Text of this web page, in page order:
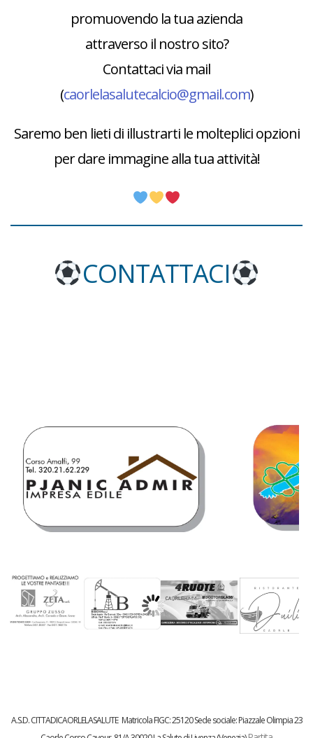
promuovendo la tua azienda
attraverso il nostro sito?
Contattaci via mail
(caorlelasalutecalcio@gmail.com)
Saremo ben lieti di illustrarti le molteplici opzioni
per dare immagine alla tua attività!
CONTATTACI
A.S.D. CITTADICAORLELASALUTE Matricola FIGC:25120Sede sociale: Piazzale Olimpia 23